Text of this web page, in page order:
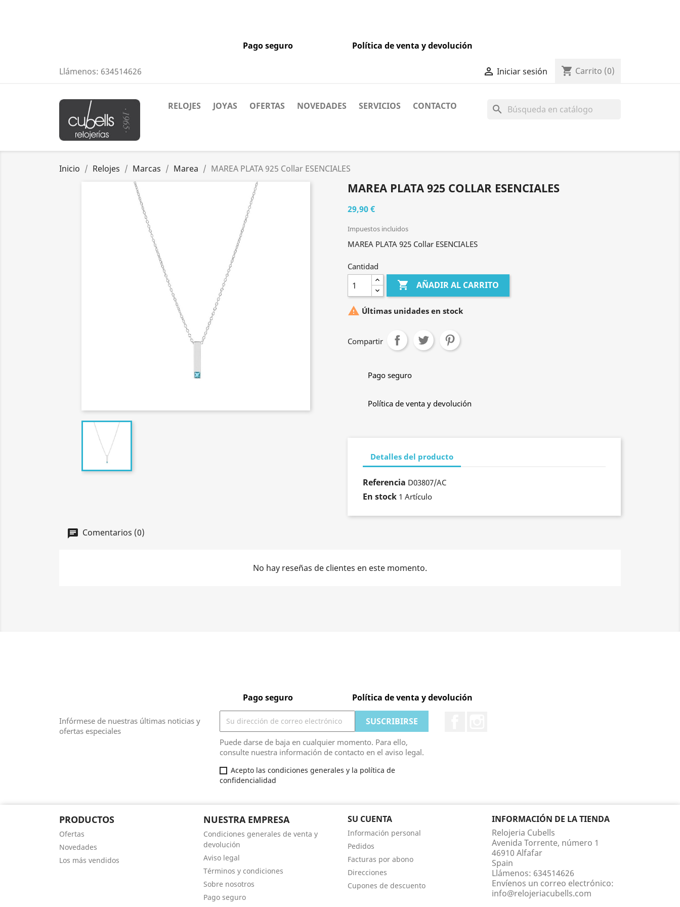
Pago seguro Política de venta y devolución
Llámenos: 634514626  Iniciar sesión shopping_cart Carrito (0)
RELOJES JOYAS OFERTAS NOVEDADES SERVICIOS CONTACTO search
Inicio Relojes Marcas Marea MAREA PLATA 925 Collar ESENCIALES
MAREA PLATA 925 COLLAR ESENCIALES
29,90 €
Impuestos incluidos
MAREA PLATA 925 Collar ESENCIALES
Cantidad
 AÑADIR AL CARRITO
 Últimas unidades en stock
Compartir
Pago seguro
Política de venta y devolución
Detalles del producto
Referencia D03807/AC
En stock 1 Artículo
Comentarios (0)
No hay reseñas de clientes en este momento.
Pago seguro Política de venta y devolución
Infórmese de nuestras últimas noticias y
ofertas especiales
Puede darse de baja en cualquier momento. Para ello,
consulte nuestra información de contacto en el aviso legal.
Acepto las condiciones generales y la política de
confidencialidad
PRODUCTOS
Ofertas
Novedades
Los más vendidos
NUESTRA EMPRESA
Condiciones generales de venta y
devolución
Aviso legal
Términos y condiciones
Sobre nosotros
Pago seguro
SU CUENTA
Información personal
Pedidos
Facturas por abono
Direcciones
Cupones de descuento
INFORMACIÓN DE LA TIENDA
Relojeria Cubells
Avenida Torrente, número 1
46910 Alfafar
Spain
Llámenos: 634514626
Envíenos un correo electrónico:
info@relojeriacubells.com